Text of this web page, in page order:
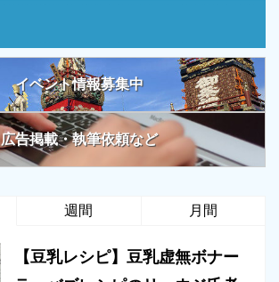
イベント情報募集中
広告掲載・執筆依頼など
週間 月間
【豆乳レシピ】豆乳虚無ボナー